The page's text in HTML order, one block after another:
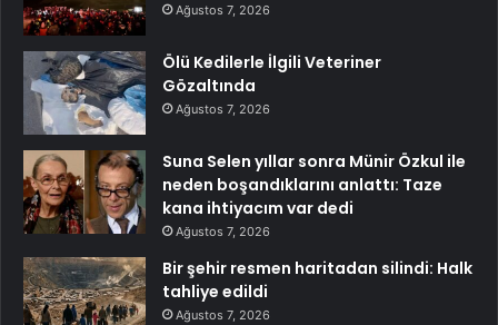
Ağustos 7, 2026
Ölü Kedilerle İlgili Veteriner
Gözaltında
Ağustos 7, 2026
Suna Selen yıllar sonra Münir Özkul ile
neden boşandıklarını anlattı: Taze
kana ihtiyacım var dedi
Ağustos 7, 2026
Bir şehir resmen haritadan silindi: Halk
tahliye edildi
Ağustos 7, 2026